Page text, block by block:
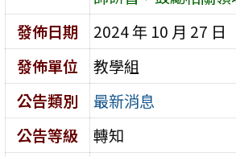
發佈日期
2024 年 10 月 27 日
發佈單位
教學組
公告類別
最新消息
公告等級
轉知